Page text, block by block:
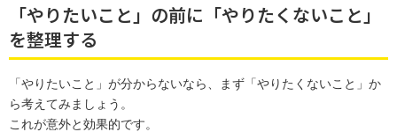
「やりたいこと」の前に「やりたくないこと」
を整理する
「やりたいこと」が分からないなら、まず「やりたくないこと」か
ら考えてみましょう。
これが意外と効果的です。